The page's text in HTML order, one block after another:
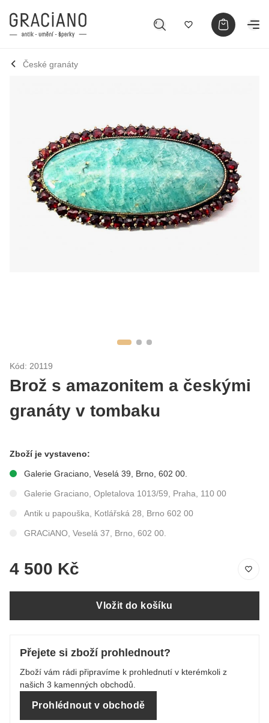
České granáty
Kód: 20119
Brož s amazonitem a českými
granáty v tombaku
Zboží je vystaveno:
Galerie Graciano, Veselá 39, Brno, 602 00.
Galerie Graciano, Opletalova 1013/59, Praha, 110 00
Antik u papouška, Kotlářská 28, Brno 602 00
GRACiANO, Veselá 37, Brno, 602 00.
4 500 Kč
Vložit do košíku
Přejete si zboží prohlednout?
Zboží vám rádi připravíme k prohlednutí v kterémkoli z
našich 3 kamenných obchodů.
Prohlédnout v obchodě